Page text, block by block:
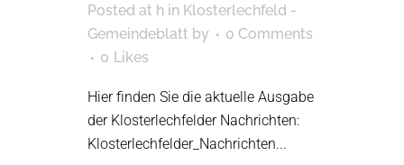
Posted at h in Klosterlechfeld -
Gemeindeblatt by
0 Comments
0 Likes
Hier finden Sie die aktuelle Ausgabe
der Klosterlechfelder Nachrichten:
Klosterlechfelder_Nachrichten...